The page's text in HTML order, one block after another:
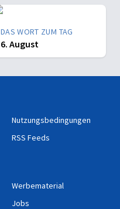
DAS WORT ZUM TAG
6. August
Nutzungsbedingungen
RSS Feeds
Werbematerial
Jobs